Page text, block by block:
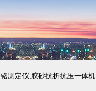
测定仪,胶砂抗折抗压一体机